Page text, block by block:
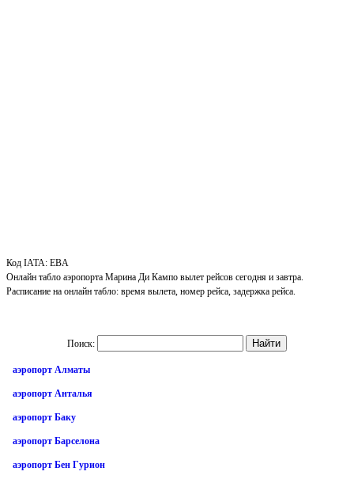
Код IATA: EBA
Онлайн табло аэропорта Марина Ди Кампо вылет рейсов сегодня и завтра.
Расписание на онлайн табло: время вылета, номер рейса, задержка рейса.
Поиск:
аэропорт Алматы
аэропорт Анталья
аэропорт Баку
аэропорт Барселона
аэропорт Бен Гурион